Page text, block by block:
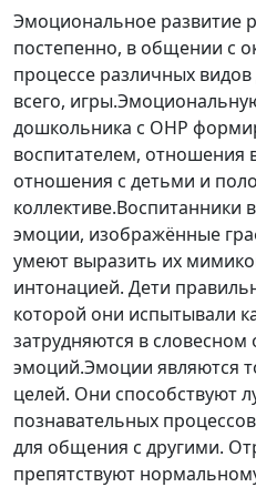
Эмоциональное развитие
постепен­но, в общении с
процессе раз­личных
всего,
дошкольника с ОНР
воспитателем, отно­шения
отноше­ния с детьми и
коллективе.Воспитанники
эмоции, изображённые
умеют выразить их
интонацией. Дети
которой они испытывали
затрудняются в
эмоций.Эмоции являются
целей. Они способствуют
познавательных
для общения с другими.
препятствуют